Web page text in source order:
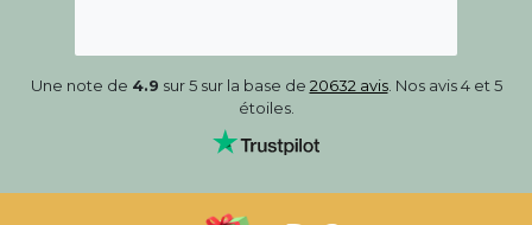
Une note de 4.9 sur 5 sur la base de 20632 avis. Nos avis 4 et 5
étoiles.